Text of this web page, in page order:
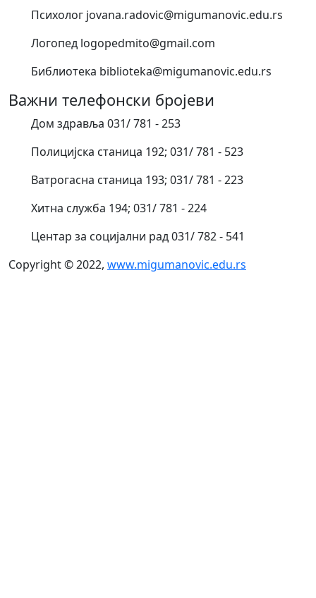
Психолог jovana.radovic@migumanovic.edu.rs
Логопед logopedmito@gmail.com
Библиотека biblioteka@migumanovic.edu.rs
Важни телефонски бројеви
Дом здравља 031/ 781 - 253
Полицијска станица 192; 031/ 781 - 523
Ватрогасна станица 193; 031/ 781 - 223
Хитна служба 194; 031/ 781 - 224
Центар за социјални рад 031/ 782 - 541
Copyright © 2022, www.migumanovic.edu.rs